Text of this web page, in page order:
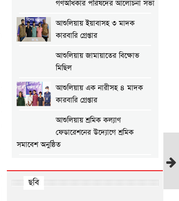
গণঅধিকার পরিষদের আলোচনা সভা
আশুলিয়ায় ইয়াবাসহ ৩ মাদক
কারবারি গ্রেপ্তার
আশুলিয়ায় জামায়াতের বিক্ষোভ
মিছিল
আশুলিয়ায় এক নারীসহ ৪ মাদক
কারবারি গ্রেপ্তার
আশুলিয়ায় শ্রমিক কল্যাণ
ফেডারেশনের উদ্যোগে শ্রমিক
সমাবেশ অনুষ্ঠিত
ছবি